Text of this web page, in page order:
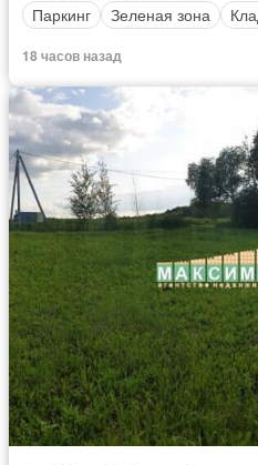
Паркинг
Зеленая зона
18 часов назад